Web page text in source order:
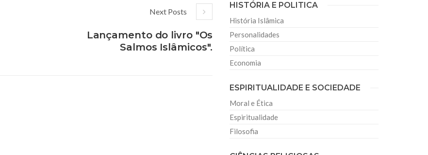
Next Posts
Lançamento do livro "Os
Salmos Islâmicos".
HISTÓRIA E POLITICA
História Islâmica
Personalidades
Política
Economia
ESPIRITUALIDADE E SOCIEDADE
Moral e Ética
Espiritualidade
Filosofia